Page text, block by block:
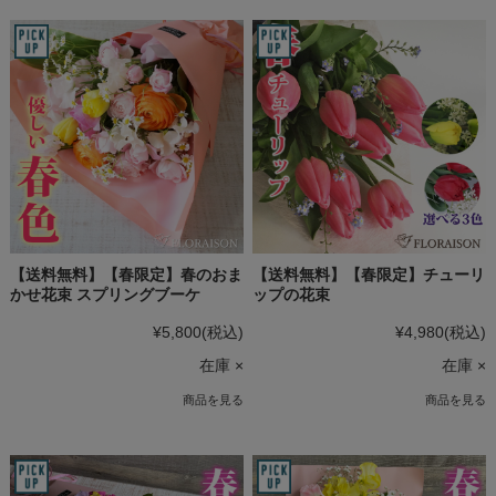
【送料無料】【春限定】春のおま
かせ花束 スプリングブーケ
¥5,800(税込)
在庫 ×
商品を見る
【送料無料】【春限定】チューリ
ップの花束
¥4,980(税込)
在庫 ×
商品を見る